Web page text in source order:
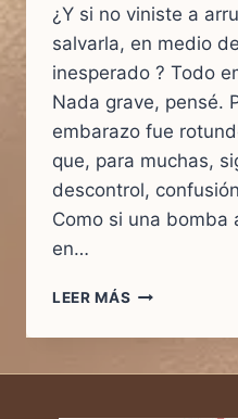
¿Y si no viniste a
salvarla, en medio
inesperado ? Todo
Nada grave, pensé.
embarazo fue
que, para muchas,
descontrol,
Como si una bomba
en…
LEER MÁS ¿Y
NO